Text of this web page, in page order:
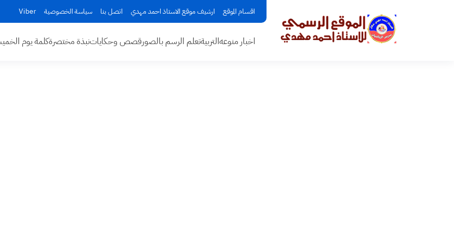
اقسام الموقع ارشيف موقع الاستاذ احمد مهدي اتصل بنا سياسة الخصوصية Viber
اخبار منوعهالتربيةتعلم الرسم بالصورقصص وحكاياتنبذة مختصرةكلمة يوم